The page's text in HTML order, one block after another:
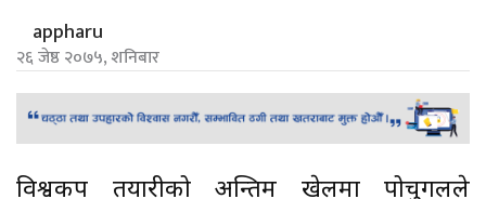
appharu
२६ जेष्ठ २०७५, शनिबार
विश्वकप तयारीको अन्तिम खेलमा पोर्चुगलले